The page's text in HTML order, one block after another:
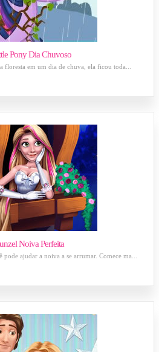
Pony Dia Chuvoso
em um dia de chuva, ela ficou toda...
Noiva Perfeita
pode ajudar a noiva a se arrumar. Comece ma...